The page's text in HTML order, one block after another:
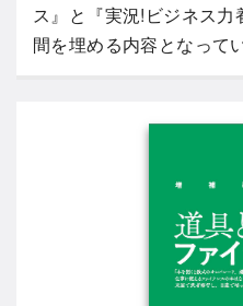
ス』と『実況!ビジネス
間を埋める内容となって